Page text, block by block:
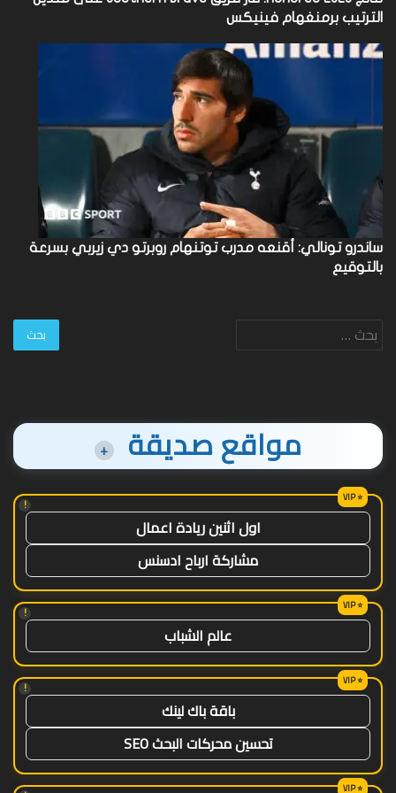
الترتيب برمنغهام فينيكس
ساندرو تونالي: أقنعه مدرب توتنهام روبرتو دي زيربي بسرعة
بالتوقيع
مواقع صديقة +
!
اول اثنين ريادة اعمال
مشاركة ارباح ادسنس
!
عالم الشباب
!
باقة باك لينك
تحسين محركات البحث SEO